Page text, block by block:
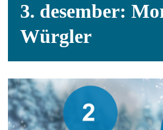
3. desember:
Würgler